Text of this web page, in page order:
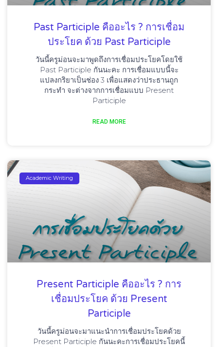
Past Participle คืออะไร ? การเชื่อม
ประโยค ด้วย Past Participle
วันนี้ครูม่อนจะมาพูดถึงการเชื่อมประโยคโดยใช้
Past Participle กันนะคะ การเชื่อมแบบนี้จะ
แปลงกริยาเป็นช่อง 3 เพื่อแสดงว่าประธานถูก
กระทำ จะต่างจากการเชื่อมแบบ Present
Participle
READ MORE
Academic Writing
Present Participle คืออะไร ? การ
เชื่อมประโยค ด้วย Present
Participle
วันนี้ครูม่อนจะมาแนะนำการเชื่อมประโยคด้วย
Present Participle กันนะคะการเชื่อมประโยคนี้